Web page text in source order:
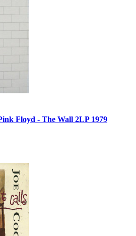
Floyd - The Wall 2LP 1979